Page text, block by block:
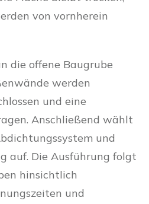
von vornherein
die offene Baugrube
werden
und eine
Anschließend wählt
und
auf. Die Ausführung folgt
hinsichtlich
und